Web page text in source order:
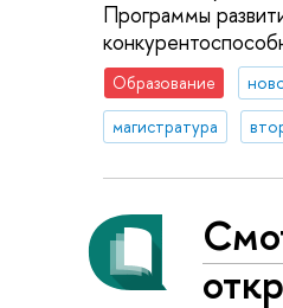
Программы
Образование
магистратура